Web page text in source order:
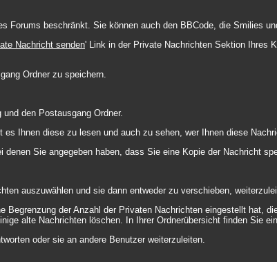
beschränkt. Sie können auch den BBCode, die Smilies
Nachricht senden' Link in der Private Nachrichten Sektion Ihres
Ordner zu speichern.
den Postausgang Ordner.
Ihnen diese zu lesen und auch zu sehen, wer Ihnen diese
Sie angegeben haben, dass Sie eine Kopie der Nachricht
auszuwählen und sie dann entweder zu verschieben,
der Anzahl der Privaten Nachrichten eingestellt hat,
alte Nachrichten löschen. In Ihrer Ordnerübersicht finden Sie
oder sie an andere Benutzer weiterzuleiten.